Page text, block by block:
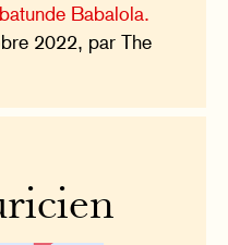
Babalola.
2022, par The